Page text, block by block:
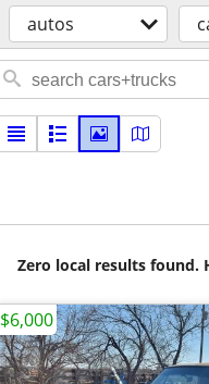
autos
Zero local results found.
$6,000